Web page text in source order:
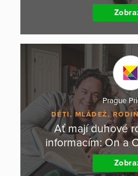
Prague
DĚTI, MLÁDEŽ,
Ať mají duhové
informacím: On a